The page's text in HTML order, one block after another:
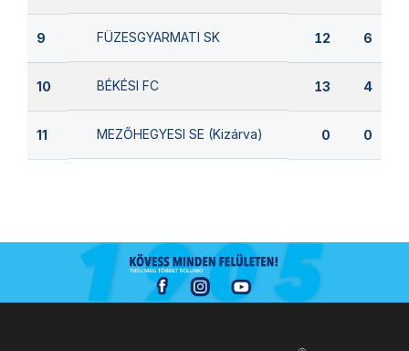
9 FÜZESGYARMATI SK 12 6
10 BÉKÉSI FC 13 4
11 MEZŐHEGYESI SE (Kizárva) 0 0